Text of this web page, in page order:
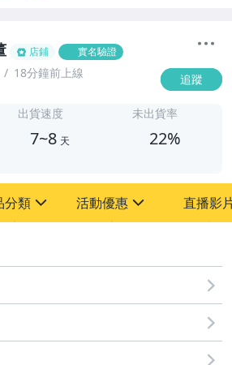
店鋪 實名驗證
18分鐘前上線 追蹤
出貨速度
7~8 天
未出貨率
22%
分類 活動優惠 直播影